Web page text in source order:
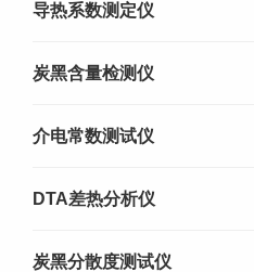
导热系数测定仪
炭黑含量检测仪
介电常数测试仪
DTA差热分析仪
炭黑分散度测试仪